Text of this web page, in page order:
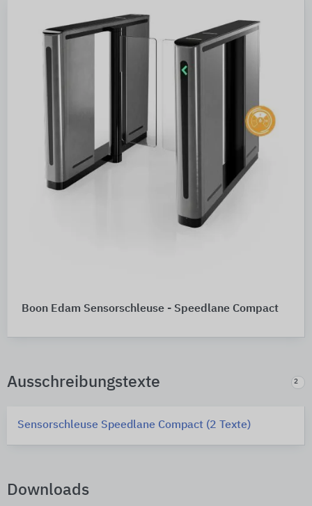
Boon Edam Sensorschleuse - Speedlane Compact
Ausschreibungstexte 2
Sensorschleuse Speedlane Compact (2 Texte)
Downloads